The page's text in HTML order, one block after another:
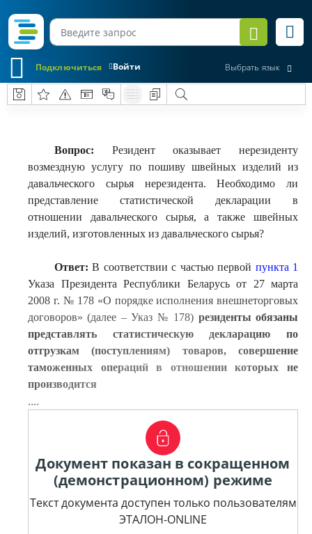
Войти
Подключиться Выбрать язык
Вопрос: Резидент оказывает нерезиденту
возмездную услугу по пошиву швейных изделий из
давальческого сырья нерезидента. Необходимо ли
представление статистической декларации в
отношении давальческого сырья, а также швейных
изделий, изготовленных из давальческого сырья?
Ответ: В соответствии с частью первой пункта 1
Указа Президента Республики Беларусь от 27 марта
2008 г. № 178 «О порядке исполнения внешнеторговых
договоров» (далее – Указ № 178) резиденты обязаны
представлять статистическую декларацию по
отгрузкам (поступлениям) товаров, совершение
таможенных операций в отношении которых не
производится
....
Документ показан в сокращенном
(демонстрационном) режиме
Текст документа доступен только пользователям
ЭТАЛОН-ONLINE